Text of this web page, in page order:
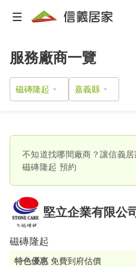
服務廠商一覽
磁磚隆起
不知道找哪間廠商？讓信義
磁磚隆起 預約
堅立企業有限公
磁磚隆起
特色優惠 免費到府估價